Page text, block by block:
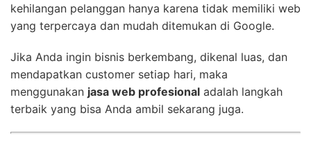
kehilangan pelanggan hanya karena tidak memiliki web
yang terpercaya dan mudah ditemukan di Google.
Jika Anda ingin bisnis berkembang, dikenal luas, dan
mendapatkan customer setiap hari, maka
menggunakan jasa web profesional adalah langkah
terbaik yang bisa Anda ambil sekarang juga.